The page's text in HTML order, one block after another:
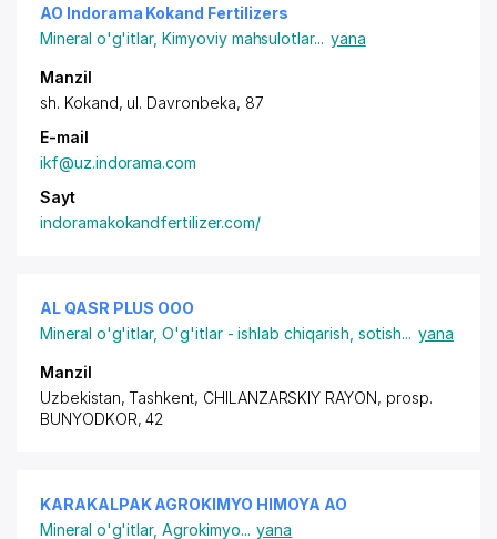
АО Indorama Kokand Fertilizers
Mineral o'g'itlar,Kimyoviy mahsulotlar... yana
Manzil
sh. Kokand, ul. Davronbeka, 87
E-mail
ikf@uz.indorama.com
Sayt
indoramakokandfertilizer.com/
AL QASR PLUS ООО
Mineral o'g'itlar,O'g'itlar - ishlab chiqarish, sotish... yana
Manzil
Uzbekistan,Tashkent, CHILANZARSKIY RAYON, prosp.
BUNYODKOR, 42
KARAKALPAK AGROKIMYO HIMOYA АО
Mineral o'g'itlar,Agrokimyo... yana